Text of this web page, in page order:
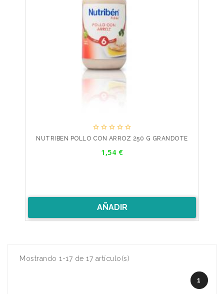
    
NUTRIBEN POLLO CON ARROZ 250 G GRANDOTE
1,54 €
AÑADIR
Mostrando 1-17 de 17 artículo(s)
1